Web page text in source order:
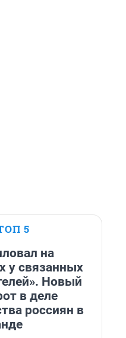
5
на
у связанных
Новый
в деле
россиян в